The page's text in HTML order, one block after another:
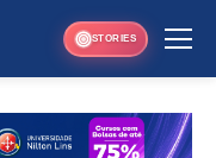
STORIES